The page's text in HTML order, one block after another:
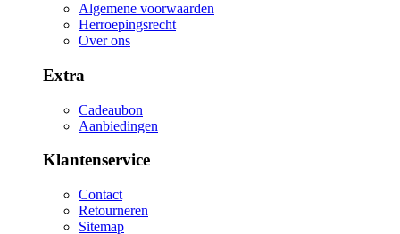
Algemene voorwaarden
Herroepingsrecht
Over ons
Extra
Cadeaubon
Aanbiedingen
Klantenservice
Contact
Retourneren
Sitemap